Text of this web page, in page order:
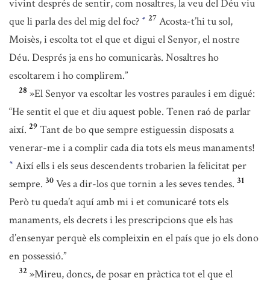
vivint després de sentir, com nosaltres, la veu del Déu viu
que li parla des del mig del foc? * 27 Acosta-t’hi tu sol,
Moisès, i escolta tot el que et digui el Senyor, el nostre
Déu. Després ja ens ho comunicaràs. Nosaltres ho
escoltarem i ho complirem.”
28 »El Senyor va escoltar les vostres paraules i em digué:
“He sentit el que et diu aquest poble. Tenen raó de parlar
així. 29 Tant de bo que sempre estiguessin disposats a
venerar-me i a complir cada dia tots els meus manaments!
* Així ells i els seus descendents trobarien la felicitat per
sempre. 30 Ves a dir-los que tornin a les seves tendes. 31
Però tu queda’t aquí amb mi i et comunicaré tots els
manaments, els decrets i les prescripcions que els has
d’ensenyar perquè els compleixin en el país que jo els dono
en possessió.”
32 »Mireu, doncs, de posar en pràctica tot el que el